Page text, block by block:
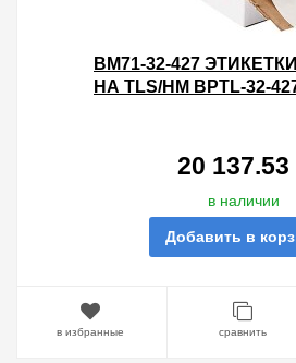
BM71-32-427
НА TLS/HM BPTL-32-
20 137.53
в наличии
Добавить в
в избранные сравнить